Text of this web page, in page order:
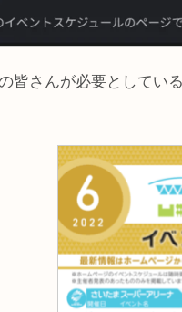
皆さんが必要としてい